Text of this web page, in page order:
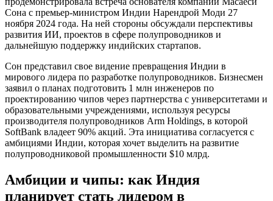
Сона с премьер-министром Индии Нарендрой Моди 27
ноября 2024 года. На ней стороны обсуждали перспективы
развития ИИ, проектов в сфере полупроводников и
дальнейшую поддержку индийских стартапов.
Сон представил свое видение превращения Индии в
мирового лидера по разработке полупроводников. Бизнесмен
заявил о планах подготовить 1 млн инженеров по
проектированию чипов через партнерства с университетами и
образовательными учреждениями, используя ресурсы
производителя полупроводников Arm Holdings, в которой
SoftBank владеет 90% акций. Эта инициатива согласуется с
амбициями Индии, которая хочет выделить на развитие
полупроводниковой промышленности $10 млрд.
Амбиции и чипы: как Индия
планирует стать лидером в